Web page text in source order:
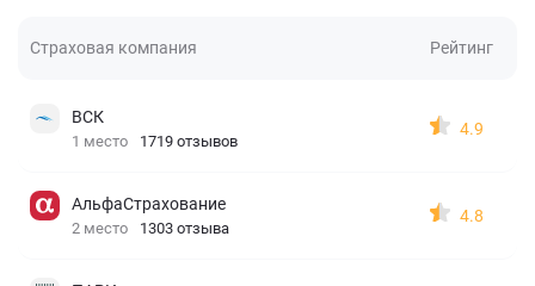
Страховая компания Рейтинг
ВСК
1 место 1719 отзывов
4.9
АльфаСтрахование
2 место 1303 отзыва
4.8